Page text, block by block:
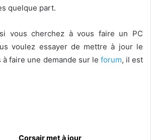
quelque part.
vous cherchez à vous faire un PC
voulez essayer de mettre à jour le
à faire une demande sur le forum, il est
Corsair met à jour